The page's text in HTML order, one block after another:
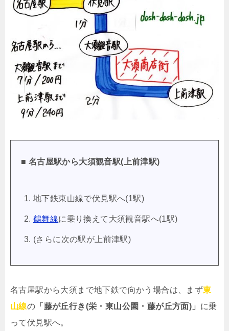
■ 名古屋駅から大須観音駅(上前津駅)
地下鉄東山線で伏見駅へ(1駅)
鶴舞線に乗り換えて大須観音駅へ(1駅)
(さらに次の駅が上前津駅)
名古屋駅から大須まで地下鉄で向かう場合は、まず東
山線の 「藤が丘行き(栄・東山公園・藤が丘方面)」 に乗
って伏見駅へ。